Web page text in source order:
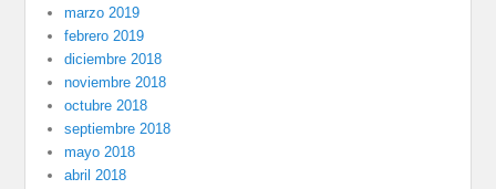
marzo 2019
febrero 2019
diciembre 2018
noviembre 2018
octubre 2018
septiembre 2018
mayo 2018
abril 2018